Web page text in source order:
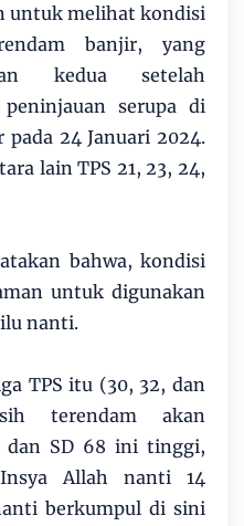
untuk melihat kondisi
banjir, yang
kedua setelah
serupa di
24 Januari 2024.
lain TPS 21, 23, 24,
bahwa, kondisi
untuk digunakan
nanti.
TPS itu (30, 32, dan
terendam akan
dan SD 68 ini tinggi,
Allah nanti 14
berkumpul di sini